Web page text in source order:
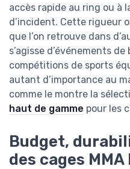
accès rapide au ring ou à
d’incident. Cette rigueur
que l’on retrouve dans
s’agisse d’événements
compétitions de sports
autant d’importance au
comme le montre la
haut de gamme pour les
Budget,
des cages